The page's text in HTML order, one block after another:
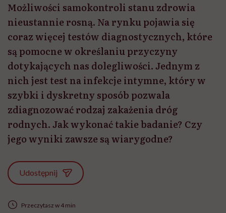
Możliwości samokontroli stanu zdrowia
nieustannie rosną. Na rynku pojawia się
coraz więcej testów diagnostycznych, które
są pomocne w określaniu przyczyny
dotykających nas dolegliwości. Jednym z
nich jest test na infekcje intymne, który w
szybki i dyskretny sposób pozwala
zdiagnozować rodzaj zakażenia dróg
rodnych. Jak wykonać takie badanie? Czy
jego wyniki zawsze są wiarygodne?
Udostępnij
Przeczytasz w 4 min